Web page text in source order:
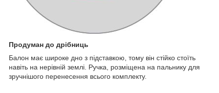
Продуман до дрібниць
Балон має широке дно з підставкою, тому він стійко стоїть
навіть на нерівній землі. Ручка, розміщена на пальнику для
зручнішого перенесення всього комплекту.